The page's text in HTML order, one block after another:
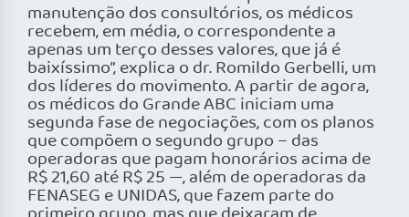
manutenção dos consultórios, os médicos
recebem, em média, o correspondente a
apenas um terço desses valores, que já é
baixíssimo”, explica o dr. Romildo Gerbelli, um
dos líderes do movimento. A partir de agora,
os médicos do Grande ABC iniciam uma
segunda fase de negociações, com os planos
que compõem o segundo grupo – das
operadoras que pagam honorários acima de
R$ 21,60 até R$ 25 —, além de operadoras da
FENASEG e UNIDAS, que fazem parte do